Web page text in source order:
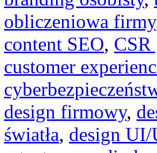
obliczeniowa firmy
content SEO,
customer
design firmowy,
światła, design